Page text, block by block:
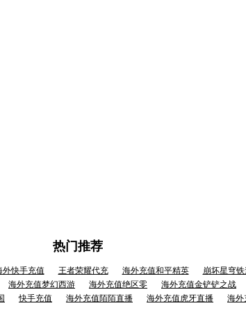
热门推荐
外快手充值 王者荣耀代充 海外充值和平精英 崩坏星穹
海外充值梦幻西游 海外充值绝区零 海外充值金铲铲之战
快手充值 海外充值陌陌直播 海外充值虎牙直播 海外